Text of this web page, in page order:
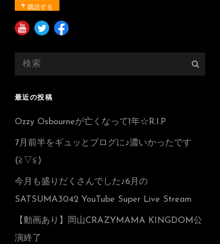
購読する
最近の投稿
Ozzy Osbourneが亡くなって1年☆R.I.P
7月前半をギュッとブログに♪濃いかったです
(≧▽≦)
今月も盛りだくさんでした♪6月の
SATSUMA3042 YouTube Super Live Stream
【動画あり】岡山CRAZYMAMA KINGDOM公
演終了